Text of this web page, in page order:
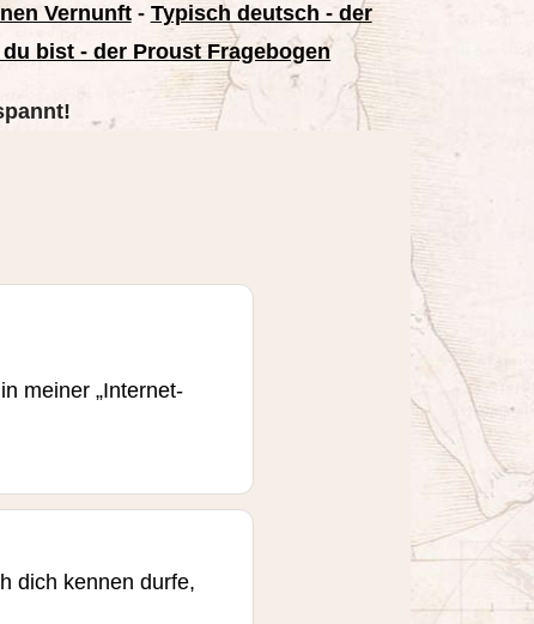
Vernunft - Typisch deutsch - der
bist - der Proust Fragebogen